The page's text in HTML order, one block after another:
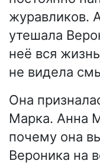
журавликов.
утешала
неё вся
не видела
Она
Марка. Анна
почему она
Вероника на